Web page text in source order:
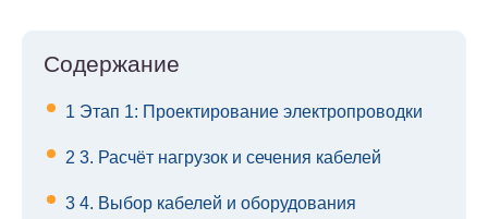
Содержание
1 Этап 1: Проектирование электропроводки
2 3. Расчёт нагрузок и сечения кабелей
3 4. Выбор кабелей и оборудования